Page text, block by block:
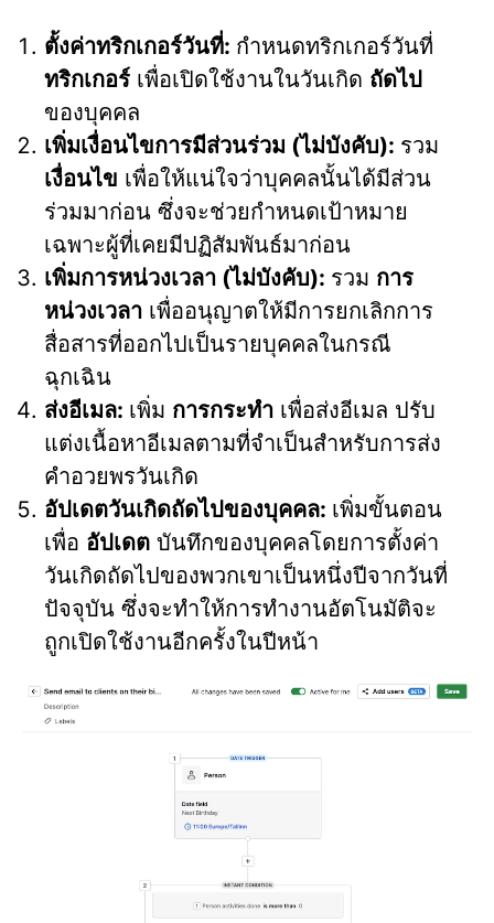
ตั้งค่าทริกเกอร์วันที่: กำหนดทริกเกอร์วันที่
ทริกเกอร์ เพื่อเปิดใช้งานในวันเกิด ถัดไป
ของบุคคล
เพิ่มเงื่อนไขการมีส่วนร่วม (ไม่บังคับ): รวม
เงื่อนไข เพื่อให้แน่ใจว่าบุคคลนั้นได้มีส่วน
ร่วมมาก่อน ซึ่งจะช่วยกำหนดเป้าหมาย
เฉพาะผู้ที่เคยมีปฏิสัมพันธ์มาก่อน
เพิ่มการหน่วงเวลา (ไม่บังคับ): รวม การ
หน่วงเวลา เพื่ออนุญาตให้มีการยกเลิกการ
สื่อสารที่ออกไปเป็นรายบุคคลในกรณี
ฉุกเฉิน
ส่งอีเมล: เพิ่ม การกระทำ เพื่อส่งอีเมล ปรับ
แต่งเนื้อหาอีเมลตามที่จำเป็นสำหรับการส่ง
คำอวยพรวันเกิด
อัปเดตวันเกิดถัดไปของบุคคล: เพิ่มขั้นตอน
เพื่อ อัปเดต บันทึกของบุคคลโดยการตั้งค่า
วันเกิดถัดไปของพวกเขาเป็นหนึ่งปีจากวันที่
ปัจจุบัน ซึ่งจะทำให้การทำงานอัตโนมัติจะ
ถูกเปิดใช้งานอีกครั้งในปีหน้า